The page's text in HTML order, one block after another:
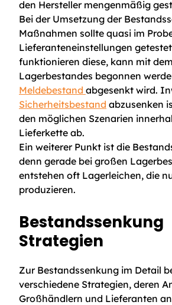
den Hersteller mengenmäßig
Bei der Umsetzung der
Maßnahmen sollte quasi im
Lieferanteneinstellungen
funktionieren diese, kann mit
Lagerbestandes begonnen
Meldebestand abgesenkt wird.
Sicherheitsbestand abzusenken
den möglichen Szenarien
Lieferkette ab.
Ein weiterer Punkt ist die
denn gerade bei großen
entstehen oft Lagerleichen, die
produzieren.
Bestandssenkung
Strategien
Zur Bestandssenkung im Detail
verschiedene Strategien, deren
Großhändlern und Lieferanten